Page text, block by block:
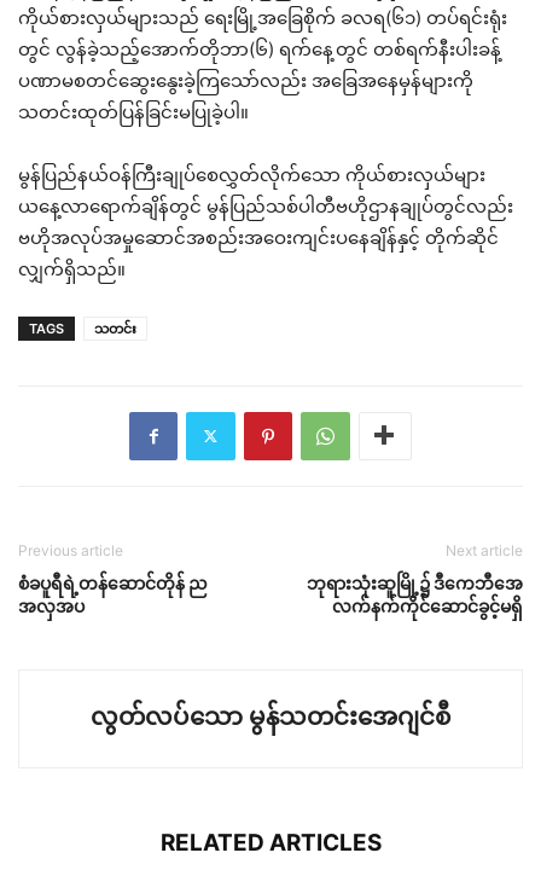
ကိုယ်စားလှယ်များသည် ရေးမြို့အခြေစိုက် ခလရ(၆၁) တပ်ရင်းရုံး
တွင် လွန်ခဲ့သည့်အောက်တိုဘာ(၆) ရက်နေ့တွင် တစ်ရက်နီးပါးခန့်
ပဏာမစတင်ဆွေးနွေးခဲ့ကြသော်လည်း အခြေအနေမှန်များကို
သတင်းထုတ်ပြန်ခြင်းမပြုခဲ့ပါ။
မွန်ပြည်နယ်ဝန်ကြီးချုပ်စေလွှတ်လိုက်သော ကိုယ်စားလှယ်များ
ယနေ့လာရောက်ချိန်တွင် မွန်ပြည်သစ်ပါတီဗဟိုဌာနချုပ်တွင်လည်း
ဗဟိုအလုပ်အမှုဆောင်အစည်းအဝေးကျင်းပနေချိန်နှင့် တိုက်ဆိုင်
လျှက်ရှိသည်။
TAGS သတင်း
Previous article
စံခပူရီရဲ့တန်ဆောင်တိုန် ည
အလှအပ
Next article
ဘုရားသုံးဆူမြို့၌ ဒီကေဘီအေ
လက်နက်ကိုင်ဆောင်ခွင့်မရှိ
လွတ်လပ်သော မွန်သတင်းအေဂျင်စီ
RELATED ARTICLES